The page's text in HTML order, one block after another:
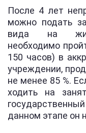
После 4 лет
можно подать
вида на
необходимо
150 часов) в
учреждении,
не менее 85 %.
ходить на
данном этапе он